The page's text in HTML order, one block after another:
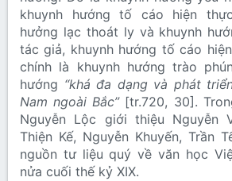
khuynh hướng tố cáo hiện
hưởng lạc thoát ly và khuynh
tác giả, khuynh hướng tố cáo
chính là khuynh hướng trào
hướng “khá đa dạng và phát
Nam ngoài Bắc”[tr.720, 30].
Nguyễn Lộc giới thiệu Nguyễn
Thiện Kế, Nguyễn Khuyến, Trần
nguồn tư liệu quý về văn học
nửa cuối thế kỷ XIX.